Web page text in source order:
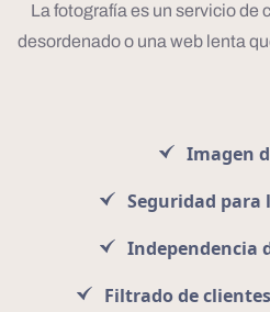
La fotografía es un servicio de
desordenado o una web lenta
Imagen
Seguridad para
Independencia
Filtrado de